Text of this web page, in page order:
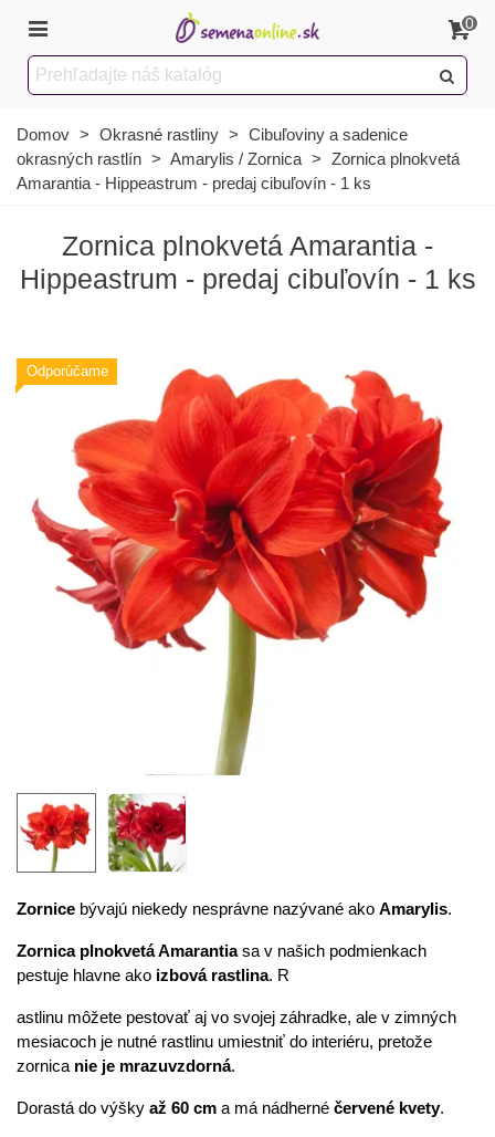
0
Domov > Okrasné rastliny > Cibuľoviny a sadenice
okrasných rastlín > Amarylis / Zornica > Zornica plnokvetá
Amarantia - Hippeastrum - predaj cibuľovín - 1 ks
Zornica plnokvetá Amarantia -
Hippeastrum - predaj cibuľovín - 1 ks
Odporúčame
Zornice bývajú niekedy nesprávne nazývané ako Amarylis.
Zornica plnokvetá Amarantiasa v našich podmienkach
pestuje hlavne ako izbová rastlina. R
astlinu môžete pestovať aj vo svojej záhradke, ale v zimných
mesiacoch je nutné rastlinu umiestniť do interiéru, pretože
zornica nie je mrazuvzdorná.
Dorastá do výšky až 60 cm a má nádherné červené kvety.